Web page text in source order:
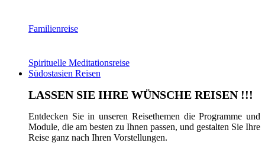
Familienreise
Spirituelle Meditationsreise
Südostasien Reisen
LASSEN SIE IHRE WÜNSCHE REISEN !!!
Entdecken Sie in unseren Reisethemen die Programme und
Module, die am besten zu Ihnen passen, und gestalten Sie Ihre
Reise ganz nach Ihren Vorstellungen.